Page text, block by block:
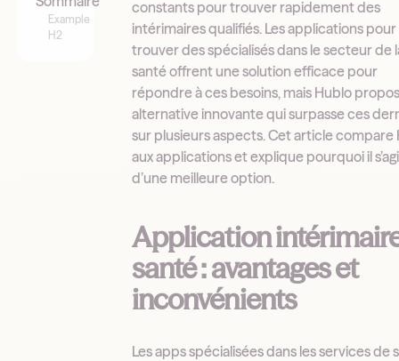
Example
H2
constants pour trouver rapidement des
intérimaires qualifiés. Les applications
trouver des spécialisés dans le secteur de
santé offrent une solution efficace pour
répondre à ces besoins, mais Hublo
alternative innovante qui surpasse ces
sur plusieurs aspects. Cet article compare
aux applications et explique pourquoi il
d’une meilleure option.
Application
santé : avantages et
inconvénients
Les apps spécialisées dans les services de